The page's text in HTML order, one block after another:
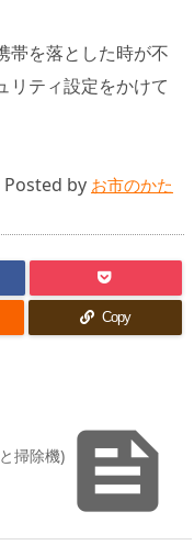
帯を落とした時が不
リティ設定をかけて
Posted by お市のかた
Copy

掃除機)